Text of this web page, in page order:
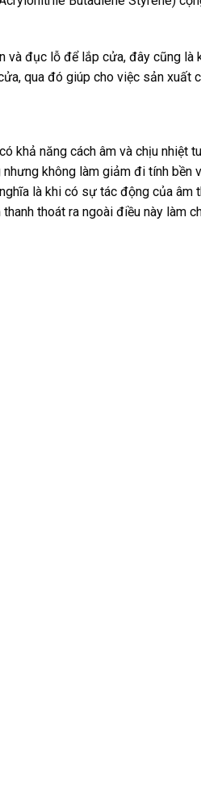
và đục lỗ để lắp cửa, đây cũng là
qua đó giúp cho việc sản xuất
khả năng cách âm và chịu nhiệt
không làm giảm đi tính bền
là khi có sự tác động của âm
thoát ra ngoài điều này làm